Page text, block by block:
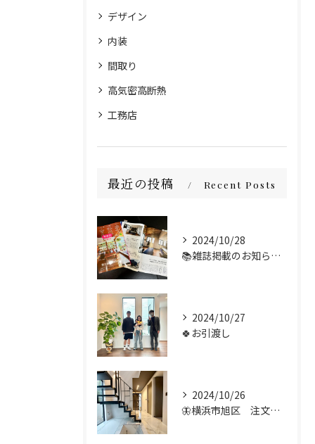
デザイン
内装
間取り
高気密高断熱
工務店
最近の投稿 Recent Posts
2024/10/28
📚雑誌掲載のお知らせ📢🌟
2024/10/27
🍀お引渡し
2024/10/26
🦋横浜市旭区 注文住宅 施工例